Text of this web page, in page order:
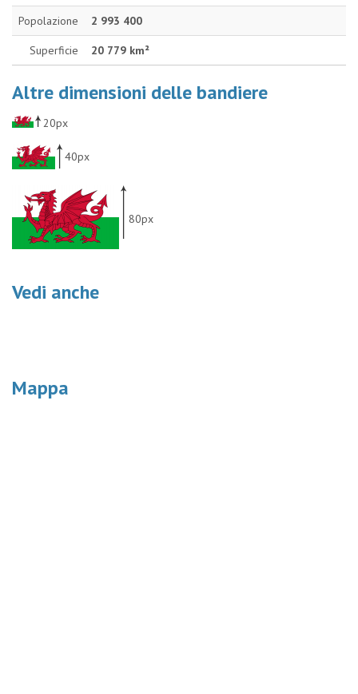
Popolazione 2 993 400
Superficie 20 779 km²
Altre dimensioni delle bandiere
20px
40px
80px
Vedi anche
Mappa